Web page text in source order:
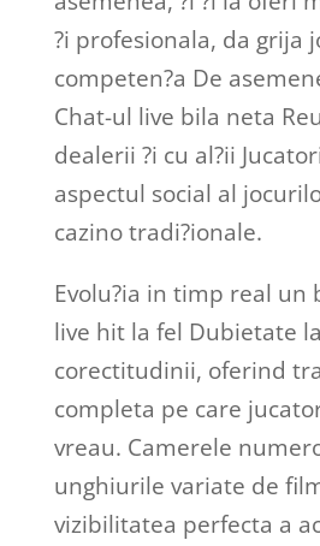
?i profesionala, da grija
competen?a De
Chat-ul live bila neta
dealerii ?i cu al?ii
aspectul social al
cazino tradi?ionale.
Evolu?ia in timp real un
live hit la fel Dubietate
corectitudinii, oferind
completa pe care
vreau. Camerele
unghiurile variate de
vizibilitatea perfecta a